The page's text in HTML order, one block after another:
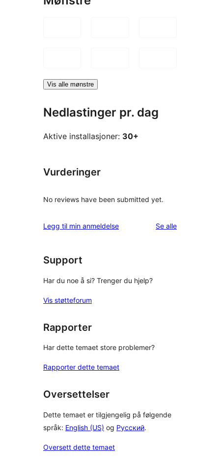
Vis alle mønstre
Nedlastinger pr. dag
Aktive installasjoner: 30+
Vurderinger
No reviews have been submitted yet.
Legg til min anmeldelse Se alleomtalene
Support
Har du noe å si? Trenger du hjelp?
Vis støtteforum
Rapporter
Har dette temaet store problemer?
Rapporter dette temaet
Oversettelser
Dette temaet er tilgjengelig på følgende
språk: English (US) og Русский.
Oversett dette temaet